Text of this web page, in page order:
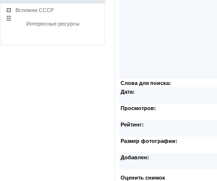
Вспомни СССР
Интересные ресурсы
Слова для поиска:
Дата:
Просмотров:
Рейтинг:
Размер фотографии:
Добавлен:
Оценить снимок